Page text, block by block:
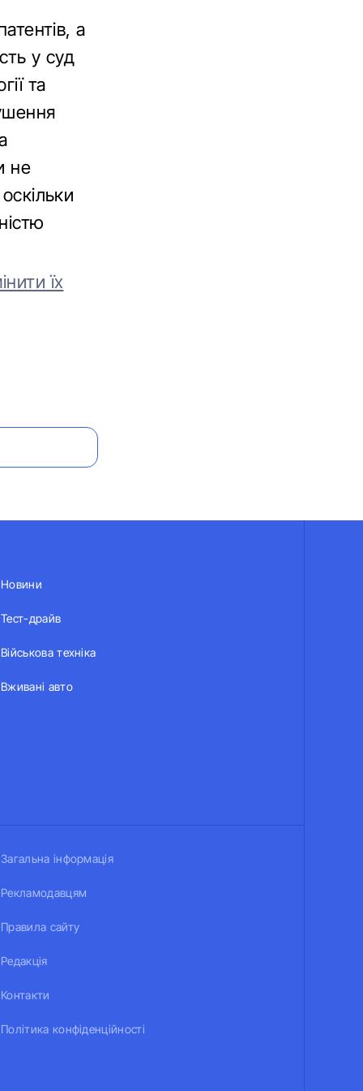
а
у суд
та
не
їх
Новини
Тест-драйв
Військова техніка
Вживані авто
Загальна інформація
Рекламодавцям
Правила сайту
Редакція
Контакти
Політика конфіденційності